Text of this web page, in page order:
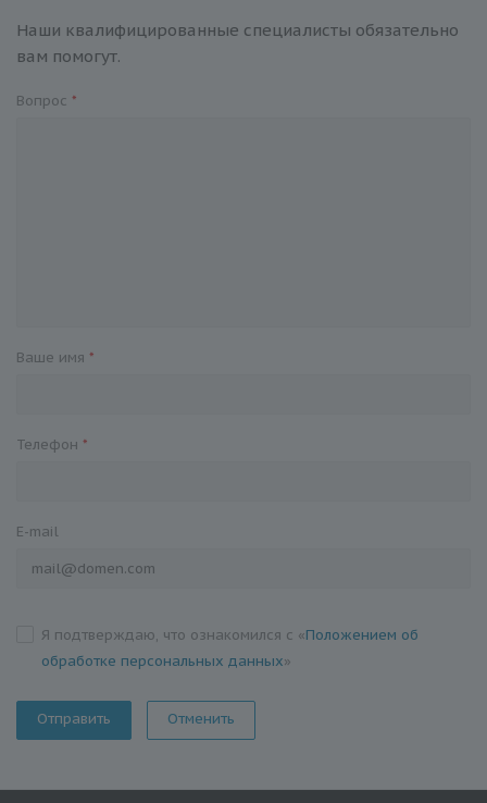
Наши квалифицированные специалисты обязательно
вам помогут.
Вопрос *
Ваше имя *
Телефон *
E-mail
Я подтверждаю, что ознакомился с «Положением об
обработке персональных данных»
Отменить